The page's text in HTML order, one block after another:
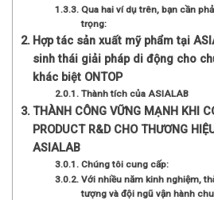
Qua hai ví dụ trên, bạn cần
trọng:
Hợp tác sản xuất mỹ phẩm tại
sinh thái giải pháp di động cho
khác biệt ONTOP
Thành tích của ASIALAB
THÀNH CÔNG VỮNG MẠNH KHI
PRODUCT R&D CHO THƯƠNG
ASIALAB
Chúng tôi cung cấp:
Với nhiều năm kinh nghiệm,
tượng và đội ngũ vận hành